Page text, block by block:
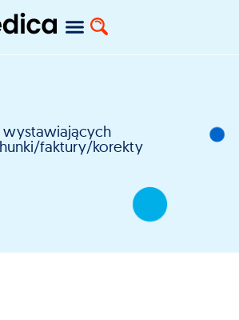
wystawiających
faktury/korekty